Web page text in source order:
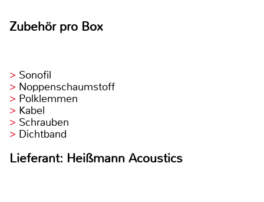
Zubehör pro Box
Sonofil
Noppenschaumstoff
Polklemmen
Kabel
Schrauben
Dichtband
Lieferant: Heißmann Acoustics